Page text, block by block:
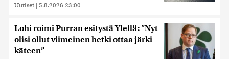
Uutiset | 5.8.2026 23:00
Lohi roimi Purran esitystä Ylellä: ”Nyt
olisi ollut viimeinen hetki ottaa järki
käteen”